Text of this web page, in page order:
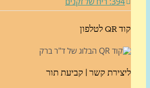
קשר | קביעת תור